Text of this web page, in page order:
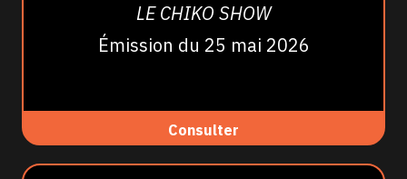
LE CHIKO SHOW
Émission du 25 mai 2026
Consulter